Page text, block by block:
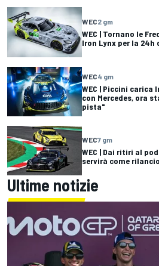
WEC2 gm
WEC | Tornano le
Iron Lynx per la 24h
WEC4 gm
WEC | Piccini carica
con Mercedes, ora
pista"
WEC7 gm
WEC | Dai ritiri al
servirà come
Ultime notizie